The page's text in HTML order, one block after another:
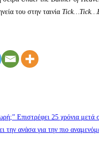
του στην ταινία
Επιστρέφει 25 χρόνια μετά
ανάσα για την πιο